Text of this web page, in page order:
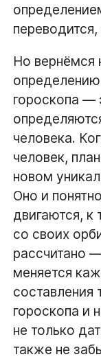
Но вернёмся
гороскопа —
человека.
человек,
новом
Оно и
двигаются,
со своих
рассчитано
меняется
составления
гороскопа и
не только
также не